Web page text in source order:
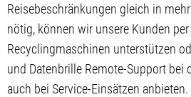
Reisebeschränkungen gleich in
nötig, können wir unsere Kunden
Recyclingmaschinen unterstützen
und Datenbrille Remote-Support bei
auch bei Service-Einsätzen